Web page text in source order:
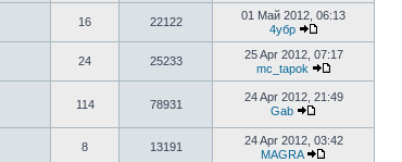
16 22122
01 Май 2012, 06:13
4убр
24 25233
25 Apr 2012, 07:17
mc_tapok
114 78931
24 Apr 2012, 21:49
Gab
8 13191
24 Apr 2012, 03:42
MAGRA